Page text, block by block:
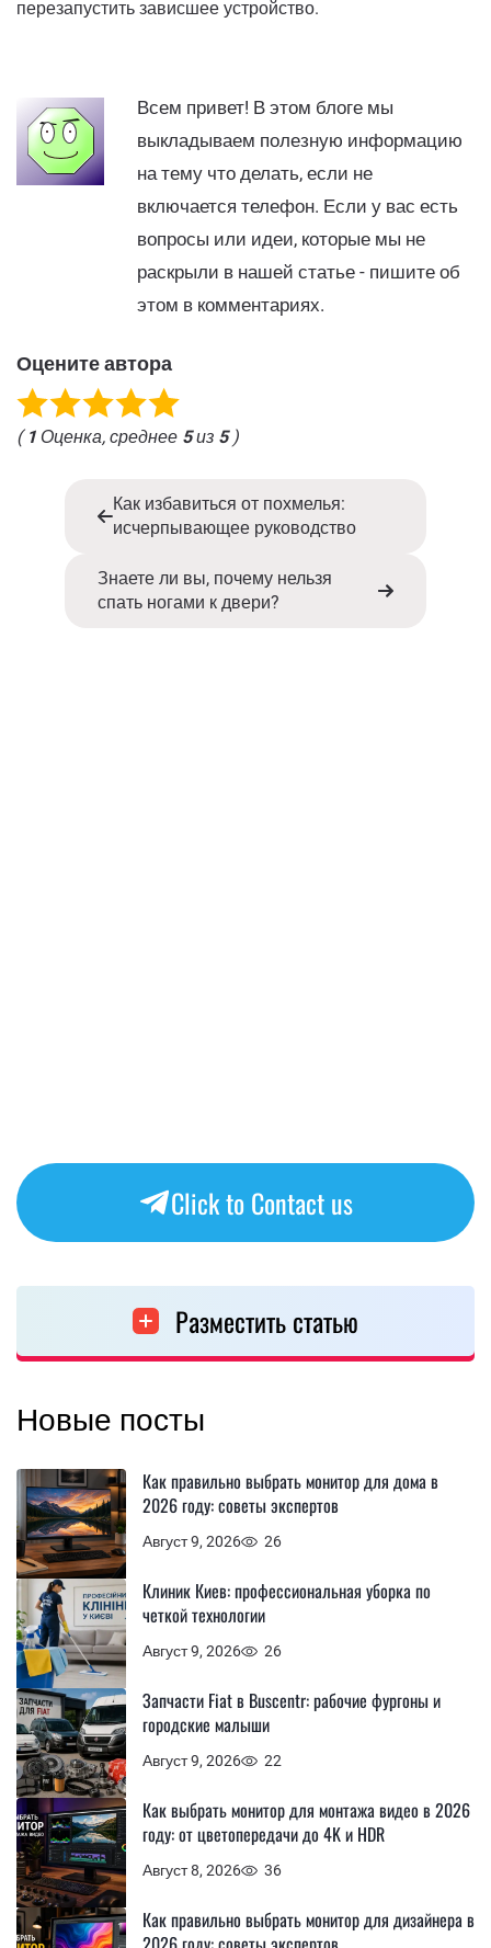
перезапустить зависшее устройство.
Всем привет! В этом блоге мы
выкладываем полезную информацию
на тему что делать, если не
включается телефон. Если у вас есть
вопросы или идеи, которые мы не
раскрыли в нашей статье - пишите об
этом в комментариях.
Оцените автора
( 1 Оценка, среднее 5из 5)
Как избавиться от похмелья:
исчерпывающее руководство
Знаете ли вы, почему нельзя
спать ногами к двери?
Click to Contact us
Разместить статью
Новые посты
Август 9, 2026 26
Как правильно выбрать монитор для дома в
2026 году: советы экспертов
Август 9, 2026 26
Клиник Киев: профессиональная уборка по
четкой технологии
Август 9, 2026 22
Запчасти Fiat в Buscentr: рабочие фургоны и
городские малыши
Август 8, 2026 36
Как выбрать монитор для монтажа видео в 2026
году: от цветопередачи до 4K и HDR
Как правильно выбрать монитор для дизайнера в